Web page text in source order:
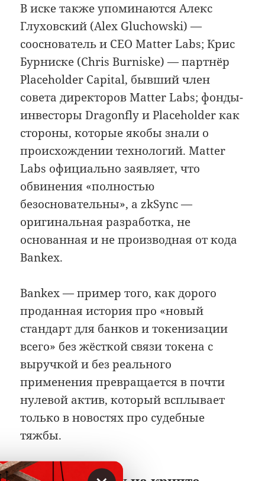
В иске также упоминаются Алекс
Глуховский (Alex Gluchowski) —
сооснователь и CEO Matter Labs; Крис
Бурниске (Chris Burniske) — партнёр
Placeholder Capital, бывший член
совета директоров Matter Labs; фонды-
инвесторы Dragonfly и Placeholder как
стороны, которые якобы знали о
происхождении технологий. Matter
Labs официально заявляет, что
обвинения «полностью
безосновательны», а zkSync —
оригинальная разработка, не
основанная и не производная от кода
Bankex.
Bankex — пример того, как дорого
проданная история про «новый
стандарт для банков и токенизации
всего» без жёсткой связи токена с
выручкой и без реального
применения превращается в почти
нулевой актив, который всплывает
только в новостях про судебные
тяжбы.